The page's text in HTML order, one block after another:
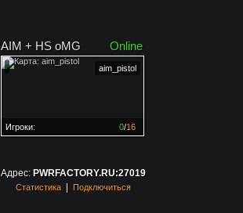
AIM + HS oMG Online
aim_pistol
0/16
Игроки:
Адрес: PWRFACTORY.RU:27019
Статистика| Подключиться